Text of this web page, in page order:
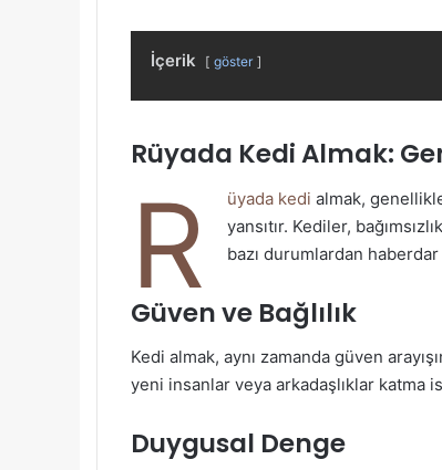
İçerik göster
Rüyada Kedi Almak:
R üyada kedi almak,
yansıtır. Kediler,
bazı durumlardan
Güven ve Bağlılık
Kedi almak, aynı zamanda güven
yeni insanlar veya arkadaşlıklar katma
Duygusal Denge